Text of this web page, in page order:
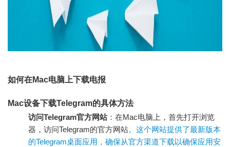
如何在Mac电脑上下载电报
Mac设备下载Telegram的具体方法
访问Telegram官方网站：在Mac电脑上，首先打开浏览
器，访问Telegram的官方网站。这个网站提供了最新版本
的Telegram桌面应用，确保从官方渠道下载以确保应用安